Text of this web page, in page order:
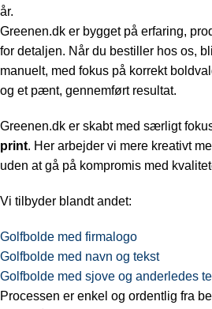
år.
Greenen.dk er bygget på erfaring,
for detaljen. Når du bestiller hos os,
manuelt, med fokus på korrekt
og et pænt, gennemført resultat.
Greenen.dk er skabt med særligt
print. Her arbejder vi mere kreativt
uden at gå på kompromis med
Vi tilbyder blandt andet:
Golfbolde med firmalogo
Golfbolde med navn og tekst
Golfbolde med sjove og anderledes
Processen er enkel og ordentlig fra